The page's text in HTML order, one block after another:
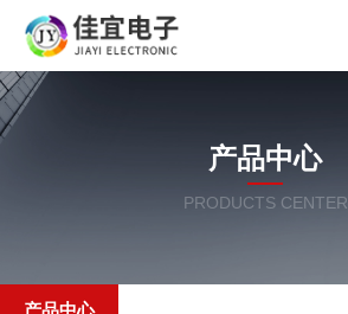
产品中心
PRODUCTS CENTER
产品中心